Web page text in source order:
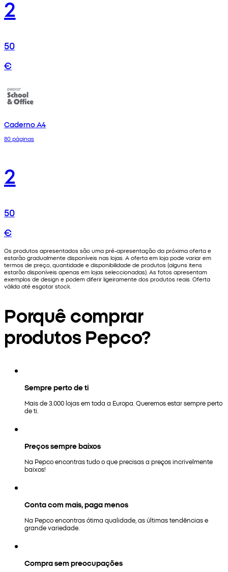
2
50
€
Caderno A4
80 páginas
2
50
€
Os produtos apresentados são uma pré-apresentação da próxima oferta e
estarão gradualmente disponíveis nas lojas. A oferta em loja pode variar em
termos de preço, quantidade e disponibilidade de produtos (alguns itens
estarão disponíveis apenas em lojas seleccionadas). As fotos apresentam
exemplos de design e podem diferir ligeiramente dos produtos reais. Oferta
válida até esgotar stock.
Porquê comprar
produtos Pepco?
Sempre perto de ti
Mais de 3.000 lojas em toda a Europa. Queremos estar sempre perto
de ti.
Preços sempre baixos
Na Pepco encontras tudo o que precisas a preços incrivelmente
baixos!
Conta com mais, paga menos
Na Pepco encontras ótima qualidade, as últimas tendências e
grande variedade.
Compra sem preocupações